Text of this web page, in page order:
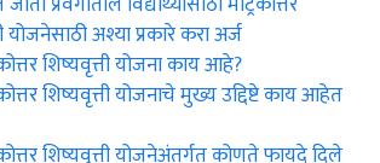
योजनेसाठी अश्या प्रकारे करा अर्ज
शिष्यवृत्ती योजना काय आहे?
शिष्यवृत्ती योजनाचे मुख्य उद्दिष्टे काय आहेत
शिष्यवृत्ती योजनेअंतर्गत कोणते फायदे दिले